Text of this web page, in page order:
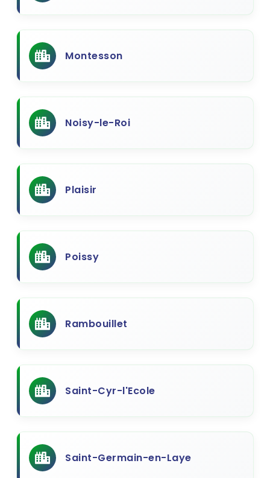
Montesson
Noisy-le-Roi
Plaisir
Poissy
Rambouillet
Saint-Cyr-l'Ecole
Saint-Germain-en-Laye